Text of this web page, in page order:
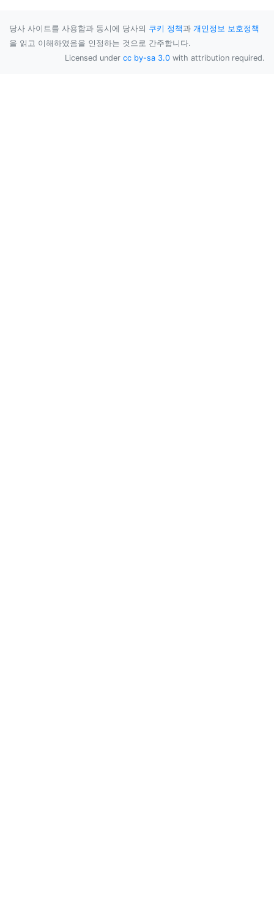
당사 사이트를 사용함과 동시에 당사의 쿠키 정책과 개인정보 보호정책
을 읽고 이해하였음을 인정하는 것으로 간주합니다.
Licensed under cc by-sa 3.0 with attribution required.